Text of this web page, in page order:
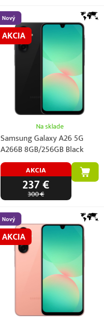
Nový
AKCIA
Na sklade
Samsung Galaxy A26 5G
A266B 8GB/256GB Black
AKCIA
237 €
300 €
Nový
AKCIA